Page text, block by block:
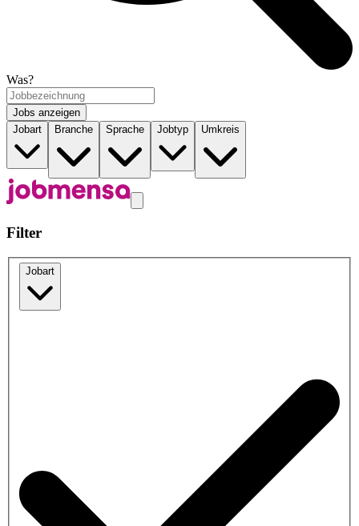
Was?
Jobs anzeigen
Jobart
Branche Sprache Jobtyp Umkreis
Filter
Jobart